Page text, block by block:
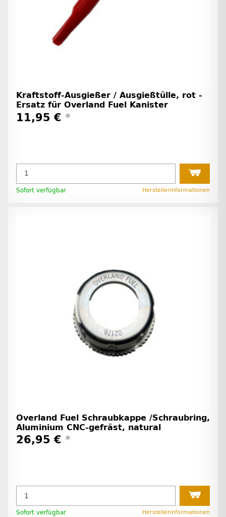
Kraftstoff-Ausgießer / Ausgießtülle, rot -
Ersatz für Overland Fuel Kanister
11,95 € *
Sofort verfügbar Herstellerinformationen
Overland Fuel Schraubkappe /Schraubring,
Aluminium CNC-gefräst, natural
26,95 € *
Sofort verfügbar Herstellerinformationen